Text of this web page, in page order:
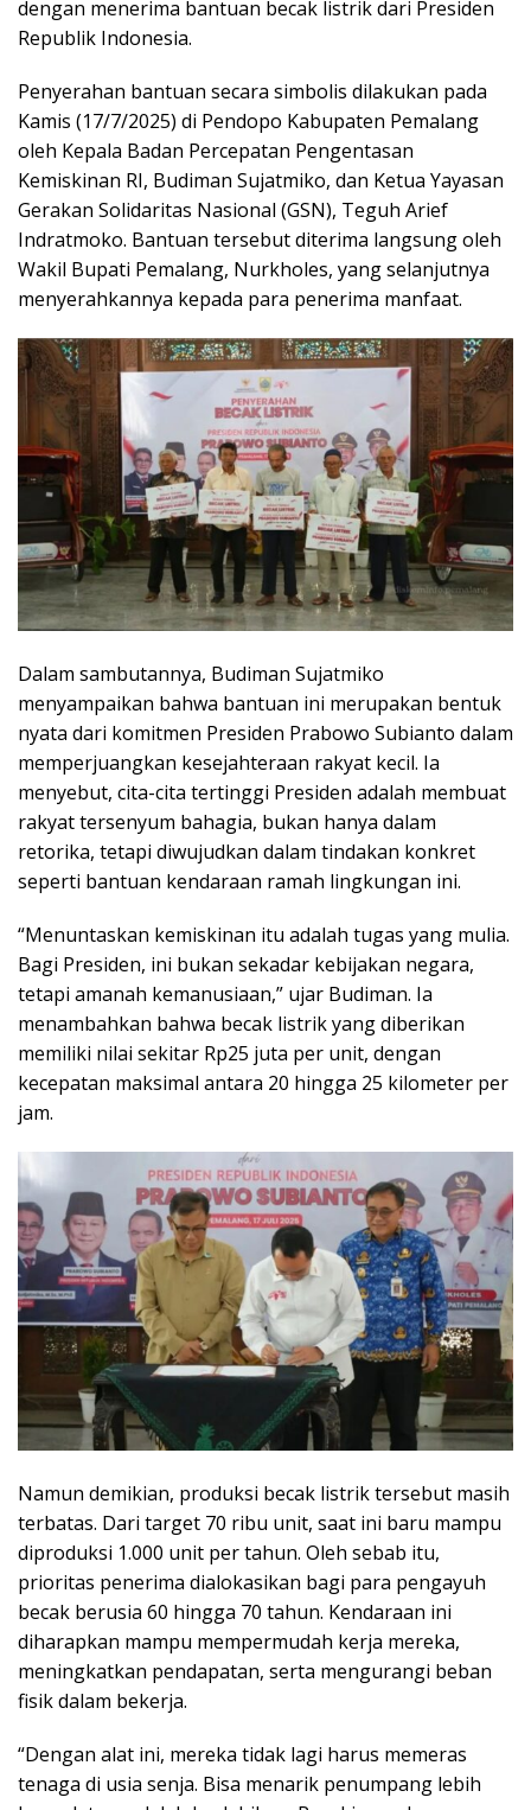
dengan menerima bantuan becak listrik dari Presiden
Republik Indonesia.
Penyerahan bantuan secara simbolis dilakukan pada
Kamis (17/7/2025) di Pendopo Kabupaten Pemalang
oleh Kepala Badan Percepatan Pengentasan
Kemiskinan RI, Budiman Sujatmiko, dan Ketua Yayasan
Gerakan Solidaritas Nasional (GSN), Teguh Arief
Indratmoko. Bantuan tersebut diterima langsung oleh
Wakil Bupati Pemalang, Nurkholes, yang selanjutnya
menyerahkannya kepada para penerima manfaat.
Dalam sambutannya, Budiman Sujatmiko
menyampaikan bahwa bantuan ini merupakan bentuk
nyata dari komitmen Presiden Prabowo Subianto dalam
memperjuangkan kesejahteraan rakyat kecil. Ia
menyebut, cita-cita tertinggi Presiden adalah membuat
rakyat tersenyum bahagia, bukan hanya dalam
retorika, tetapi diwujudkan dalam tindakan konkret
seperti bantuan kendaraan ramah lingkungan ini.
“Menuntaskan kemiskinan itu adalah tugas yang mulia.
Bagi Presiden, ini bukan sekadar kebijakan negara,
tetapi amanah kemanusiaan,” ujar Budiman. Ia
menambahkan bahwa becak listrik yang diberikan
memiliki nilai sekitar Rp25 juta per unit, dengan
kecepatan maksimal antara 20 hingga 25 kilometer per
jam.
Namun demikian, produksi becak listrik tersebut masih
terbatas. Dari target 70 ribu unit, saat ini baru mampu
diproduksi 1.000 unit per tahun. Oleh sebab itu,
prioritas penerima dialokasikan bagi para pengayuh
becak berusia 60 hingga 70 tahun. Kendaraan ini
diharapkan mampu mempermudah kerja mereka,
meningkatkan pendapatan, serta mengurangi beban
fisik dalam bekerja.
“Dengan alat ini, mereka tidak lagi harus memeras
tenaga di usia senja. Bisa menarik penumpang lebih